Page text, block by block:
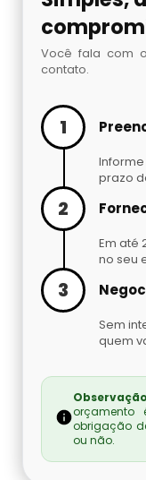
Embaladora
Embaladora
Embaladora
Embaladora
Embaladora
Embaladora
Fábrica De
Fábrica De
Fabricante
Você fala com
contato.
1
prazo
2
Em até
no seu
3
Sem
quem
orçamento
obrigação
ou não.